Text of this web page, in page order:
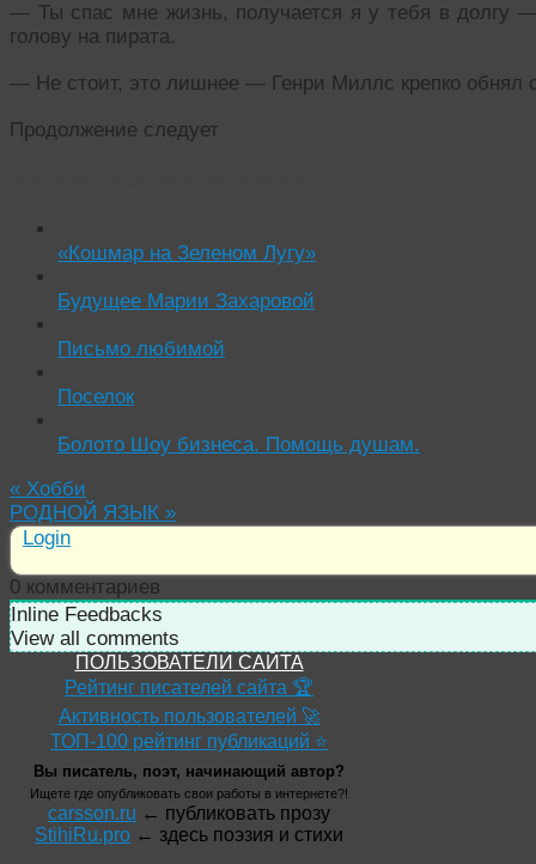
— Ты спас мне жизнь, получается я у тебя в долгу
голову на пирата.
— Не стоит, это лишнее — Генри Миллс крепко обнял
Продолжение следует
«Кошмар на Зеленом Лугу»
Будущее Марии Захаровой
Письмо любимой
Поселок
Болото Шоу бизнеса. Помощь душам.
« Хобби
РОДНОЙ ЯЗЫК »
Login
0 комментариев
Inline Feedbacks
View all comments
ПОЛЬЗОВАТЕЛИ САЙТА
Рейтинг писателей сайта 🏆
Активность пользователей 🚀
ТОП-100 рейтинг публикаций ⭐
Вы писатель, поэт, начинающий автор?
Ищете где опубликовать свои работы в интернете?!
carsson.ru ← публиковать прозу
StihiRu.pro ← здесь поэзия и стихи